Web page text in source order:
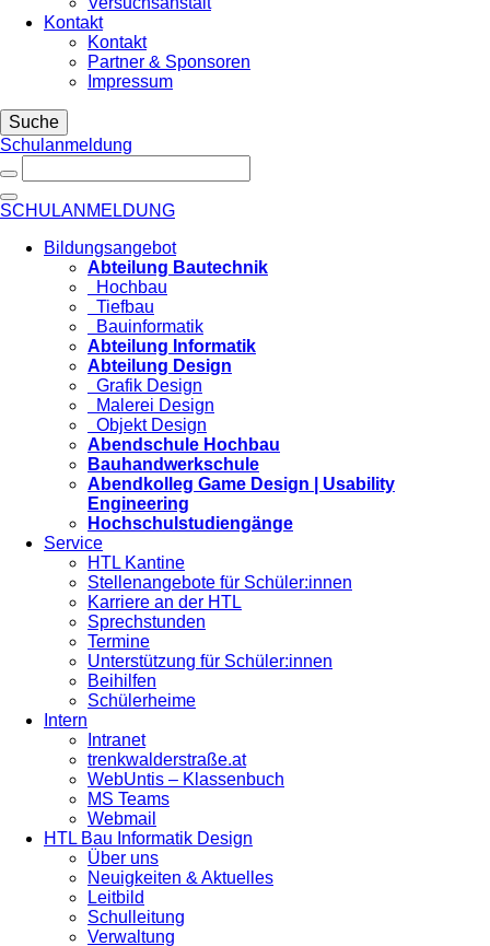
Kontakt
Kontakt
Partner & Sponsoren
Impressum
Suche
Schulanmeldung
SCHULANMELDUNG
Bildungsangebot
Abteilung Bautechnik
Hochbau
Tiefbau
Bauinformatik
Abteilung Informatik
Abteilung Design
Grafik Design
Malerei Design
Objekt Design
Abendschule Hochbau
Bauhandwerkschule
Abendkolleg Game Design | Usability
Engineering
Hochschulstudiengänge
Service
HTL Kantine
Stellenangebote für Schüler:innen
Karriere an der HTL
Sprechstunden
Termine
Unterstützung für Schüler:innen
Beihilfen
Schülerheime
Intern
Intranet
trenkwalderstraße.at
WebUntis – Klassenbuch
MS Teams
Webmail
HTL Bau Informatik Design
Über uns
Neuigkeiten & Aktuelles
Leitbild
Schulleitung
Verwaltung